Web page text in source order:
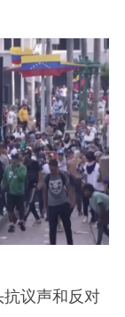
抗议声和反对